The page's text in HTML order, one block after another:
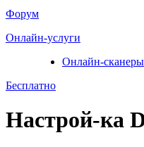
Форум
Онлайн-услуги
Онлайн-сканеры
Бесплатно
Настрой-ка